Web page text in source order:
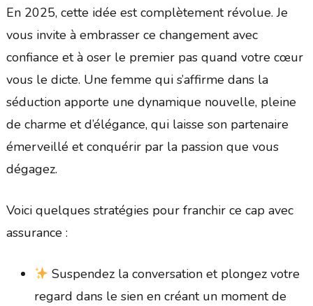
En 2025, cette idée est complètement révolue. Je
vous invite à embrasser ce changement avec
confiance et à oser le premier pas quand votre cœur
vous le dicte. Une femme qui s’affirme dans la
séduction apporte une dynamique nouvelle, pleine
de charme et d’élégance, qui laisse son partenaire
émerveillé et conquérir par la passion que vous
dégagez.
Voici quelques stratégies pour franchir ce cap avec
assurance :
Suspendez la conversation et plongez votre
regard dans le sien en créant un moment de